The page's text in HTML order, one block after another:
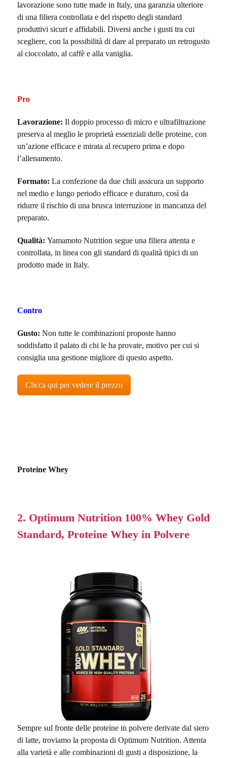
lavorazione sono tutte made in Italy, una garanzia ulteriore
di una filiera controllata e del rispetto degli standard
produttivi sicuri e affidabili. Diversi anche i gusti tra cui
scegliere, con la possibilità di dare al preparato un retrogusto
al cioccolato, al caffè e alla vaniglia.
Pro
Lavorazione: Il doppio processo di micro e ultrafiltrazione
preserva al meglio le proprietà essenziali delle proteine, con
un’azione efficace e mirata al recupero prima e dopo
l’allenamento.
Formato: La confezione da due chili assicura un supporto
nel medio e lungo periodo efficace e duraturo, così da
ridurre il rischio di una brusca interruzione in mancanza del
preparato.
Qualità: Yamamoto Nutrition segue una filiera attenta e
controllata, in linea con gli standard di qualità tipici di un
prodotto made in Italy.
Contro
Gusto: Non tutte le combinazioni proposte hanno
soddisfatto il palato di chi le ha provate, motivo per cui si
consiglia una gestione migliore di questo aspetto.
Clicca qui per vedere il prezzo
Proteine Whey
2. Optimum Nutrition 100% Whey Gold
Standard, Proteine Whey in Polvere
Sempre sul fronte delle proteine in polvere derivate dal siero
di latte, troviamo la proposta di Optimum Nutrition. Attenta
alla varietà e alle combinazioni di gusti a disposizione, la